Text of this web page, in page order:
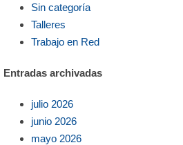
Sin categoría
Talleres
Trabajo en Red
Entradas archivadas
julio 2026
junio 2026
mayo 2026